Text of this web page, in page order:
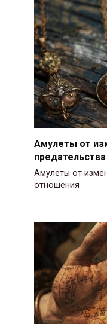
Амулеты от
предательства
Амулеты от
отношения